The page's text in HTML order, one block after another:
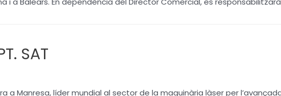
SAT
a Manresa, líder mundial al sector de la maquinària làser per